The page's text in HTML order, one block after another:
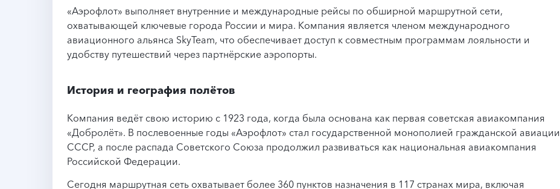
«Аэрофлот» выполняет внутренние и международные рейсы по обширной маршрутной сети,
охватывающей ключевые города России и мира. Компания является членом международного
авиационного альянса SkyTeam, что обеспечивает доступ к совместным программам лояльности и
удобству путешествий через партнёрские аэропорты.
История и география полётов
Компания ведёт свою историю с 1923 года, когда была основана как первая советская авиакомпания
«Добролёт». В послевоенные годы «Аэрофлот» стал государственной монополией гражданской авиации
СССР, а после распада Советского Союза продолжил развиваться как национальная авиакомпания
Российской Федерации.
Сегодня маршрутная сеть охватывает более 360 пунктов назначения в 117 странах мира, включая